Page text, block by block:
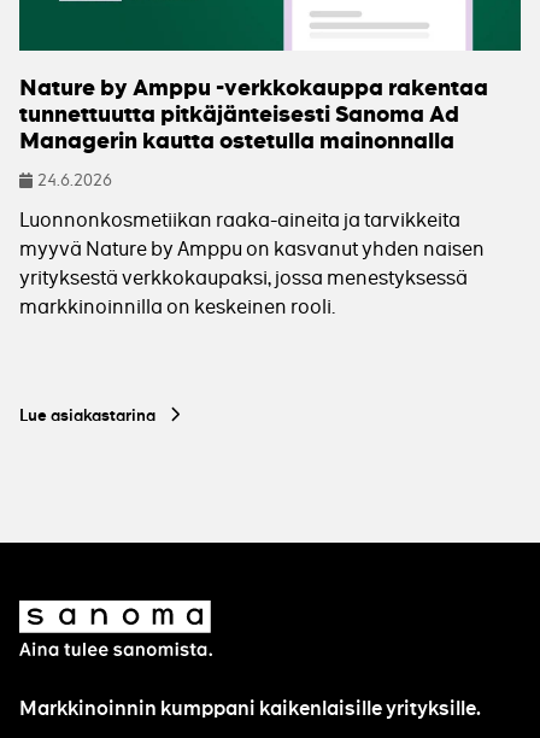
Nature by Amppu -verkkokauppa rakentaa
tunnettuutta pitkäjänteisesti Sanoma Ad
Managerin kautta ostetulla mainonnalla
Julkaistu
24.6.2026
Luonnonkosmetiikan raaka-aineita ja tarvikkeita
myyvä Nature by Amppu on kasvanut yhden naisen
yrityksestä verkkokaupaksi, jossa menestyksessä
markkinoinnilla on keskeinen rooli.
Lue asiakastarina
Sanoma
Markkinoinnin kumppani kaikenlaisille yrityksille.